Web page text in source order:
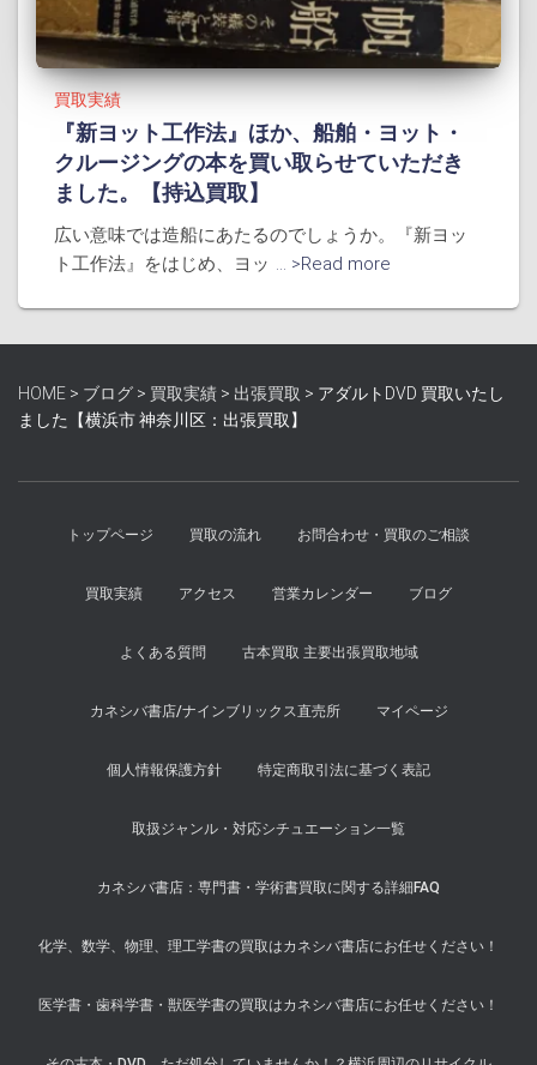
買取実績
『新ヨット工作法』ほか、船舶・ヨット・
クルージングの本を買い取らせていただき
ました。【持込買取】
広い意味では造船にあたるのでしょうか。『新ヨッ
ト工作法』をはじめ、ヨッ ... >Read more
HOME > ブログ > 買取実績 > 出張買取 > アダルトDVD 買取いたし
ました【横浜市 神奈川区：出張買取】
トップページ 買取の流れ お問合わせ・買取のご相談
買取実績 アクセス 営業カレンダー ブログ
よくある質問 古本買取 主要出張買取地域
カネシバ書店/ナインブリックス直売所 マイページ
個人情報保護方針 特定商取引法に基づく表記
取扱ジャンル・対応シチュエーション一覧
カネシバ書店：専門書・学術書買取に関する詳細FAQ
化学、数学、物理、理工学書の買取はカネシバ書店にお任せください！
医学書・歯科学書・獣医学書の買取はカネシバ書店にお任せください！